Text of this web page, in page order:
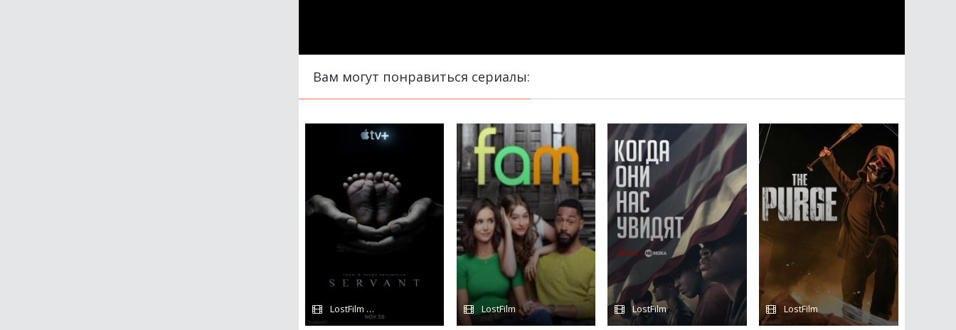
Вам могут понравиться сериалы:
LostFilm / Сериалы 2021 / Сериалы 2023 / Apple TV+
LostFilm LostFilm LostFilm